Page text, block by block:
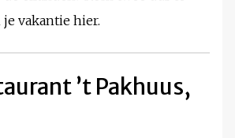
vakantie hier.
’t Pakhuus,